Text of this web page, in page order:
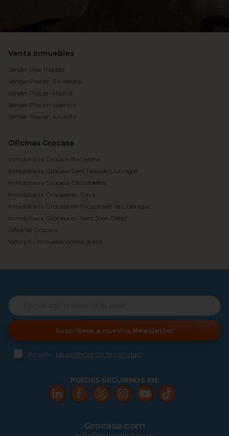
Venta Inmuebles
Vender Piso Rápido
Vender Piso en Barcelona
Vender Piso en Madrid
Vender Piso en Valencia
Vender Piso en Alicante
Oficinas Grocasa
Inmobiliaria Grocasa Barcelona
Inmobiliaria Grocasa Sant Feliu de Llobregat
Inmobiliaria Grocasa Castelldefels
Inmobiliaria Grocasa en Gavà
Inmobiliaria Grocasa en l'Hospitalet de Llobregat
Inmobiliaria Grocasa en Sant Joan Despí
Oficinas Grocasa
Valora tu inmueble online gratis
Suscríbete a nuestra Newsletter
Acepto las políticas de privacidad
PUEDES SEGUIRNOS EN:
Grocasa.com